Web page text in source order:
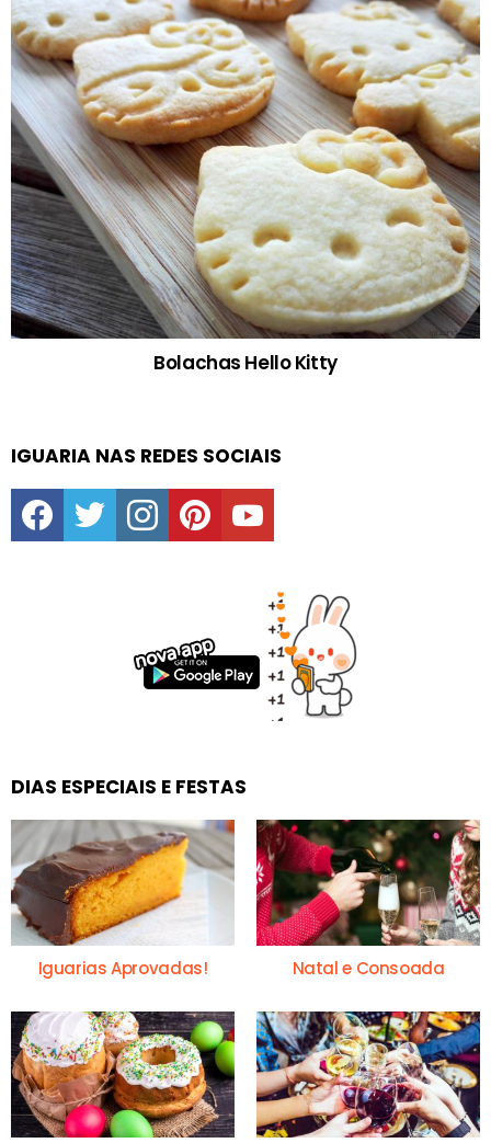
Bolachas Hello Kitty
IGUARIA NAS REDES SOCIAIS
facebooktwitter instagrampinterestyoutube
DIAS ESPECIAIS E FESTAS
Iguarias Aprovadas! Natal e Consoada